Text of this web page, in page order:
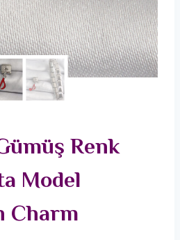
Renk
Model
Charm